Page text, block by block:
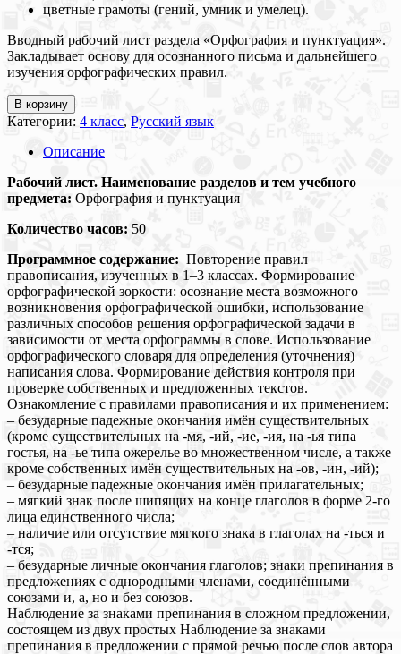
цветные грамоты (гений, умник и умелец).
Вводный рабочий лист раздела «Орфография и пунктуация».
Закладывает основу для осознанного письма и дальнейшего
изучения орфографических правил.
В корзину
Категории: 4 класс, Русский язык
Описание
Рабочий лист. Наименование разделов и тем учебного
предмета: Орфография и пунктуация
Количество часов: 50
Программное содержание: Повторение правил
правописания, изученных в 1–3 классах. Формирование
орфографической зоркости: осознание места возможного
возникновения орфографической ошибки, использование
различных способов решения орфографической задачи в
зависимости от места орфограммы в слове. Использование
орфографического словаря для определения (уточнения)
написания слова. Формирование действия контроля при
проверке собственных и предложенных текстов.
Ознакомление с правилами правописания и их применением:
– безударные падежные окончания имён существительных
(кроме существительных на -мя, -ий, -ие, -ия, на -ья типа
гостья, на -ье типа ожерелье во множественном числе, а также
кроме собственных имён существительных на -ов, -ин, -ий);
– безударные падежные окончания имён прилагательных;
– мягкий знак после шипящих на конце глаголов в форме 2-го
лица единственного числа;
– наличие или отсутствие мягкого знака в глаголах на -ться и
-тся;
– безударные личные окончания глаголов; знаки препинания в
предложениях с однородными членами, соединёнными
союзами и, а, но и без союзов.
Наблюдение за знаками препинания в сложном предложении,
состоящем из двух простых Наблюдение за знаками
препинания в предложении с прямой речью после слов автора